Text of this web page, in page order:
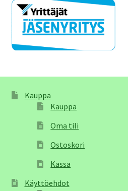
Kauppa
Kauppa
Oma tili
Ostoskori
Kassa
Käyttöehdot